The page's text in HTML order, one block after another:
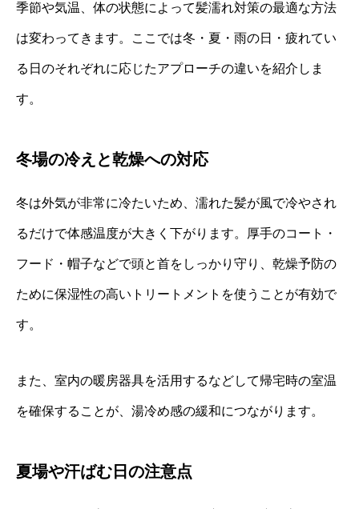
季節や気温、体の状態によって髪濡れ対策の最適な方法
は変わってきます。ここでは冬・夏・雨の日・疲れてい
る日のそれぞれに応じたアプローチの違いを紹介しま
す。
冬場の冷えと乾燥への対応
冬は外気が非常に冷たいため、濡れた髪が風で冷やされ
るだけで体感温度が大きく下がります。厚手のコート・
フード・帽子などで頭と首をしっかり守り、乾燥予防の
ために保湿性の高いトリートメントを使うことが有効で
す。
また、室内の暖房器具を活用するなどして帰宅時の室温
を確保することが、湯冷め感の緩和につながります。
夏場や汗ばむ日の注意点